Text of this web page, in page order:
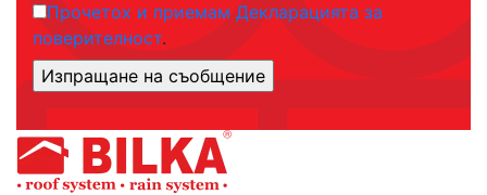
Прочетох и приемам Декларацията за
поверителност.